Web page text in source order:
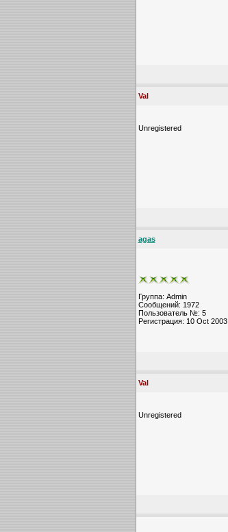
Val
Unregistered
agas
Группа: Admin
Сообщений: 1972
Пользователь №: 5
Регистрация: 10 Oct 2003
Val
Unregistered